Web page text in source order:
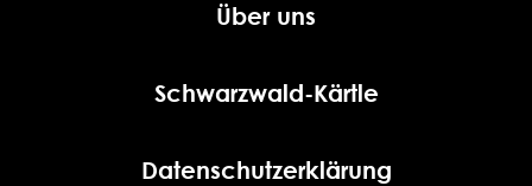
Über uns
Schwarzwald-Kärtle
Datenschutzerklärung